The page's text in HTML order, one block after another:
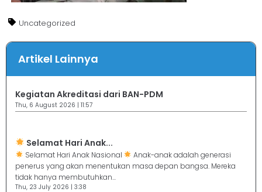
Uncategorized
Artikel Lainnya
Kegiatan Akreditasi dari BAN-PDM
Thu, 6 August 2026 | 11:57
Selamat Hari Anak...
Selamat Hari Anak Nasional
Anak-anak adalah generasi
penerus yang akan menentukan masa depan bangsa. Mereka
tidak hanya membutuhkan...
Thu, 23 July 2026 | 3:38